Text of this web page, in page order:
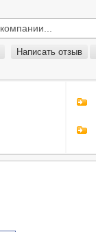
Написать отзыв